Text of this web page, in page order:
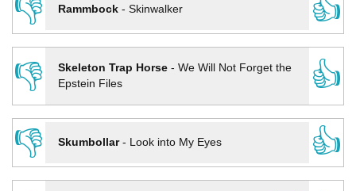
👎
Rammbock- Skinwalker
👍
👎
Skeleton Trap Horse- We Will Not Forget the
Epstein Files
👍
👎
Skumbollar- Look into My Eyes
👍